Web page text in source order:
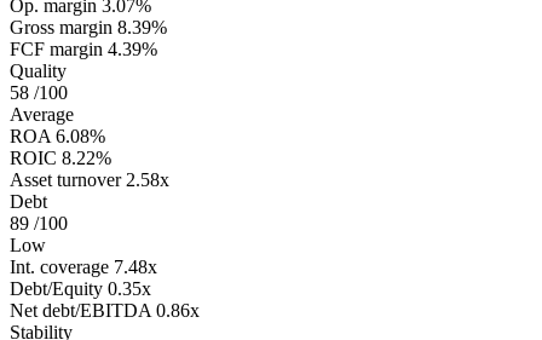
Op. margin 3.07%
Gross margin 8.39%
FCF margin 4.39%
Quality
58 /100
Average
ROA 6.08%
ROIC 8.22%
Asset turnover 2.58x
Debt
89 /100
Low
Int. coverage 7.48x
Debt/Equity 0.35x
Net debt/EBITDA 0.86x
Stability